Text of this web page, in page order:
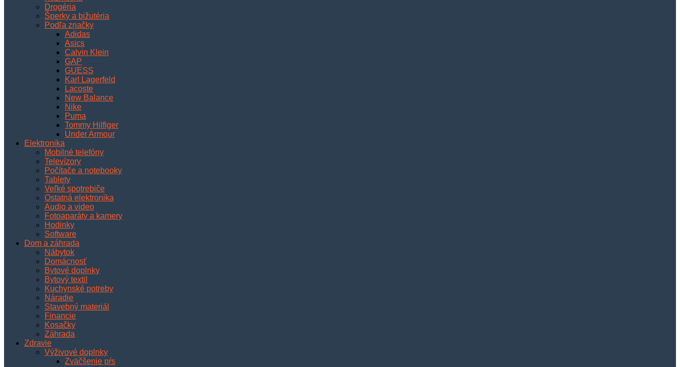
Drogéria
Šperky a bižutéria
Podľa značky
Adidas
Asics
Calvin Klein
GAP
GUESS
Karl Lagerfeld
Lacoste
New Balance
Nike
Puma
Tommy Hilfiger
Under Armour
Elektronika
Mobilné telefóny
Televízory
Počítače a notebooky
Tablety
Veľké spotrebiče
Ostatná elektronika
Audio a video
Fotoaparáty a kamery
Hodinky
Software
Dom a záhrada
Nábytok
Domácnosť
Bytové doplnky
Bytový textil
Kuchynské potreby
Náradie
Stavebný materiál
Financie
Kosačky
Záhrada
Zdravie
Výživové doplnky
Zväčšenie pŕs